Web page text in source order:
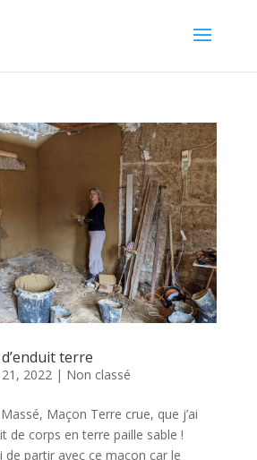
terre
2022| Non classé
Massé, Maçon Terre crue, que j’ai
de corps en terre paille sable !
de partir avec ce maçon car le